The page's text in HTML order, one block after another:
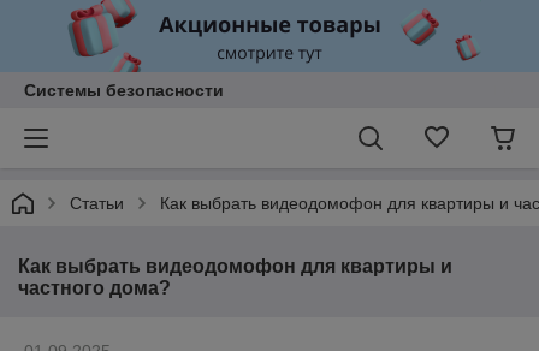
Системы безопасности
Статьи Как выбрать видеодомофон для квартиры и
Как выбрать видеодомофон для квартиры и
частного дома?